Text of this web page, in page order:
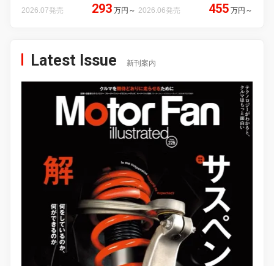
2026.07発売 293 万円 ～ 2026.06発売 455 万円 ～
Latest Issue 新刊案内